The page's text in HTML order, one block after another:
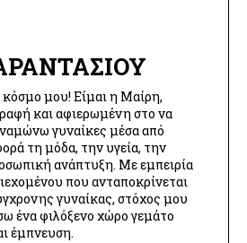
μου! Είμαι η Μαίρη,
και αφιερωμένη στο να
γυναίκες μέσα από
τη μόδα, την υγεία, την
ανάπτυξη. Με εμπειρία
που ανταποκρίνεται
γυναίκας, στόχος μου
ένα φιλόξενο χώρο γεμάτο
έμπνευση.